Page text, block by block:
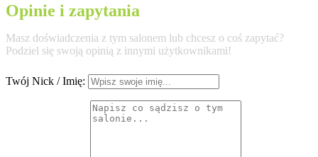
Opinie i zapytania
Masz doświadczenia z tym salonem lub chcesz o coś zapytać?
Podziel się swoją opinią z innymi użytkownikami!
Twój Nick / Imię: